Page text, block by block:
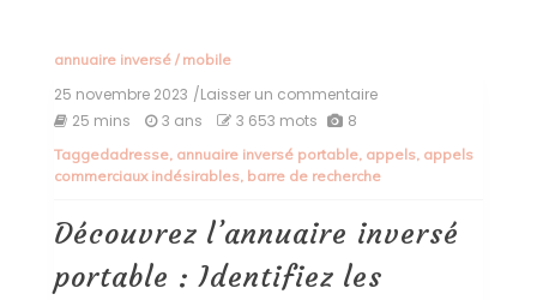
annuaire inversé/ mobile
25 novembre 2023 /Laisser un commentaireon
inversé
portable
les
inconnus
25 mins 3 ans 3 653 mots 8
Taggedadresse, annuaire inversé portable, appels, appels
commerciaux indésirables, barre de recherche
Découvrez l’annuaire inversé
portable : Identifiez les